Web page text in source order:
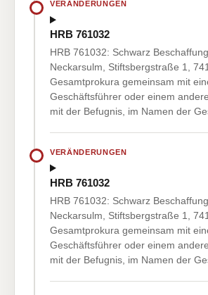
VERÄNDERUNGEN
HRB 761032
HRB 761032: Schwarz
Neckarsulm, Stiftsbergstraße 1,
Gesamtprokura gemeinsam mit
Geschäftsführer oder einem
mit der Befugnis, im Namen der
VERÄNDERUNGEN
HRB 761032
HRB 761032: Schwarz
Neckarsulm, Stiftsbergstraße 1,
Gesamtprokura gemeinsam mit
Geschäftsführer oder einem
mit der Befugnis, im Namen der